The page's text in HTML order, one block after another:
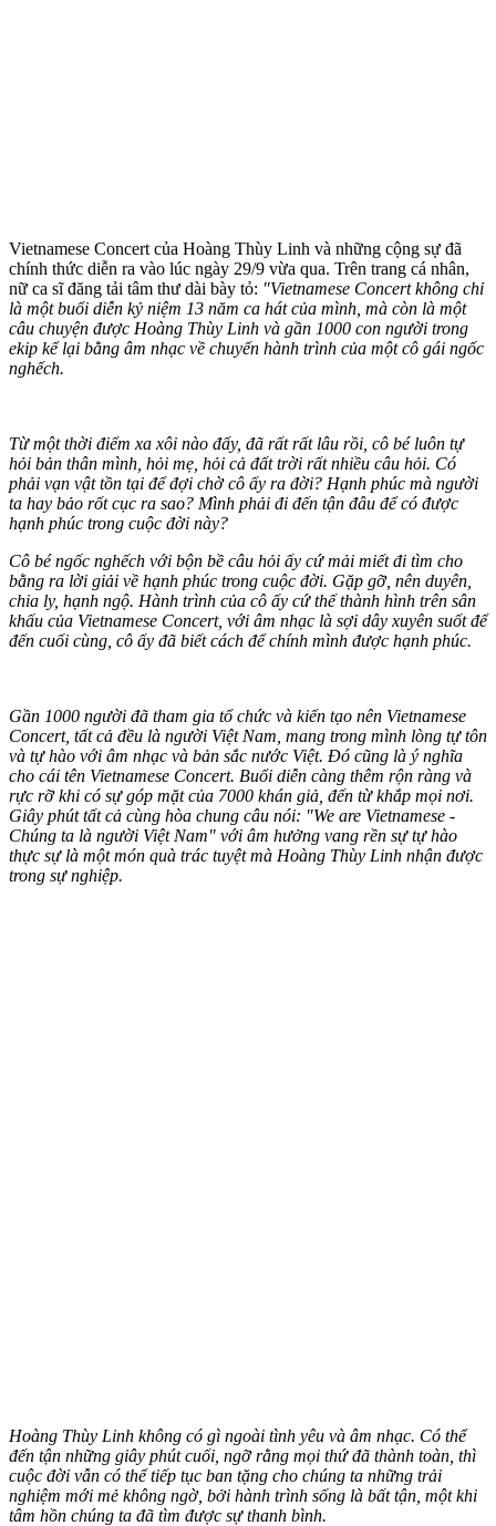
Vietnamese Concert của Hoàng Thùy Linh và những cộng sự đã
chính thức diễn ra vào lúc ngày 29/9 vừa qua. Trên trang cá nhân,
nữ ca sĩ đăng tải tâm thư dài bày tỏ: "Vietnamese Concert không chỉ
là một buổi diễn kỷ niệm 13 năm ca hát của mình, mà còn là một
câu chuyện được Hoàng Thùy Linh và gần 1000 con người trong
ekip kể lại bằng âm nhạc về chuyến hành trình của một cô gái ngốc
nghếch.
Từ một thời điểm xa xôi nào đấy, đã rất rất lâu rồi, cô bé luôn tự
hỏi bản thân mình, hỏi mẹ, hỏi cả đất trời rất nhiều câu hỏi. Có
phải vạn vật tồn tại để đợi chờ cô ấy ra đời? Hạnh phúc mà người
ta hay bảo rốt cục ra sao? Mình phải đi đến tận đâu để có được
hạnh phúc trong cuộc đời này?
Cô bé ngốc nghếch với bộn bề câu hỏi ấy cứ mải miết đi tìm cho
bằng ra lời giải về hạnh phúc trong cuộc đời. Gặp gỡ, nên duyên,
chia ly, hạnh ngộ. Hành trình của cô ấy cứ thế thành hình trên sân
khấu của Vietnamese Concert, với âm nhạc là sợi dây xuyên suốt để
đến cuối cùng, cô ấy đã biết cách để chính mình được hạnh phúc.
Gần 1000 người đã tham gia tổ chức và kiến tạo nên Vietnamese
Concert, tất cả đều là người Việt Nam, mang trong mình lòng tự tôn
và tự hào với âm nhạc và bản sắc nước Việt. Đó cũng là ý nghĩa
cho cái tên Vietnamese Concert. Buổi diễn càng thêm rộn ràng và
rực rỡ khi có sự góp mặt của 7000 khán giả, đến từ khắp mọi nơi.
Giây phút tất cả cùng hòa chung câu nói: "We are Vietnamese -
Chúng ta là người Việt Nam" với âm hưởng vang rền sự tự hào
thực sự là một món quà trác tuyệt mà Hoàng Thùy Linh nhận được
trong sự nghiệp.
Hoàng Thùy Linh không có gì ngoài tình yêu và âm nhạc. Có thể
đến tận những giây phút cuối, ngỡ rằng mọi thứ đã thành toàn, thì
cuộc đời vẫn có thể tiếp tục ban tặng cho chúng ta những trải
nghiệm mới mẻ không ngờ, bởi hành trình sống là bất tận, một khi
tâm hồn chúng ta đã tìm được sự thanh bình.